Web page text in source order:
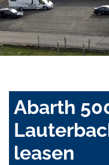
Abarth
leasen